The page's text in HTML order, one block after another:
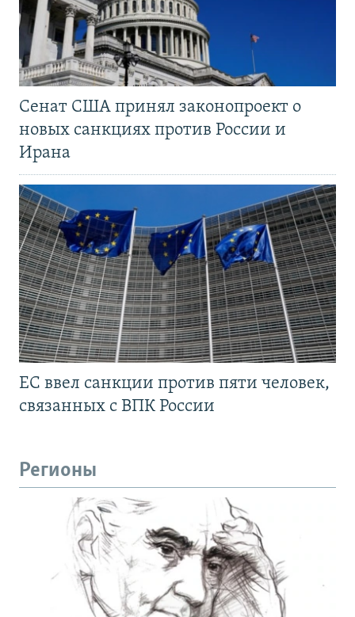
Сенат США принял законопроект о
новых санкциях против России и
Ирана
ЕС ввел санкции против пяти человек,
связанных с ВПК России
Регионы